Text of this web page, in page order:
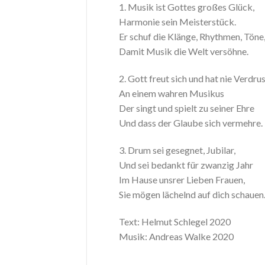
1. Musik ist Gottes großes Glück,
Harmonie sein Meisterstück.
Er schuf die Klänge, Rhythmen, Töne,
Damit Musik die Welt versöhne.
2. Gott freut sich und hat nie
An einem wahren Musikus
Der singt und spielt zu seiner Ehre
Und dass der Glaube sich vermehre.
3. Drum sei gesegnet, Jubilar,
Und sei bedankt für zwanzig Jahr
Im Hause unsrer Lieben Frauen,
Sie mögen lächelnd auf dich schauen.
Text: Helmut Schlegel 2020
Musik: Andreas Walke 2020